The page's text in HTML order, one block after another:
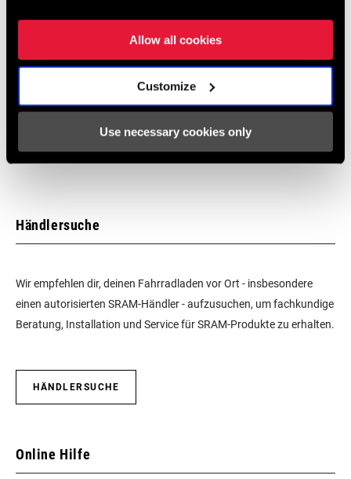
Allow all cookies
Customize
Use necessary cookies only
SRAM Gewährleistung
SRAM und Zipp Gewährleistung
Händlersuche
Wir empfehlen dir, deinen Fahrradladen vor Ort - insbesondere
einen autorisierten SRAM-Händler - aufzusuchen, um fachkundige
Beratung, Installation und Service für SRAM-Produkte zu erhalten.
HÄNDLERSUCHE
Online Hilfe